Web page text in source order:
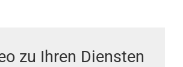
zu Ihren Diensten